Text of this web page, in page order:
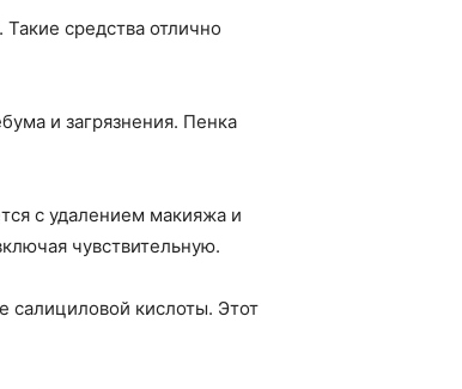
средства отлично
и загрязнения. Пенка
с удалением макияжа и
чувствительную.
салициловой кислоты. Этот